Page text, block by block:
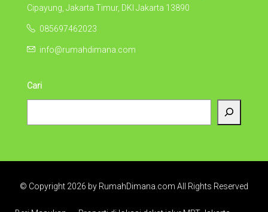
Cipayung, Jakarta Timur, DKI Jakarta 13890
085697462023
info@rumahdimana.com
Cari
© Copyright 2026 by RumahDimana.com All Rights Reserved